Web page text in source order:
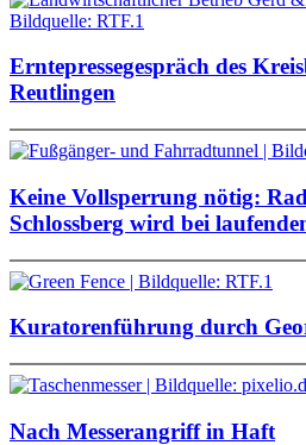
Erntepressegespräch des
Reutlingen
Keine Vollsperrung nötig:
Schlossberg wird bei
Kuratorenführung durch
Nach Messerangriff in Haft